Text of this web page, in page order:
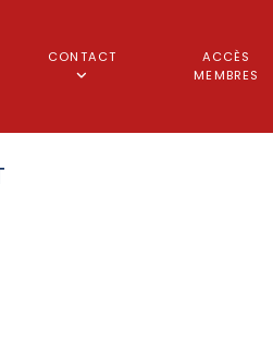
CONTACT
ACCÈS
MEMBRES